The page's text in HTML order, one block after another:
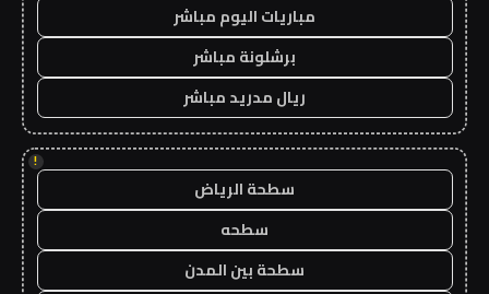
مباريات اليوم مباشر
برشلونة مباشر
ريال مدريد مباشر
!
سطحة الرياض
سطحه
سطحة بين المدن